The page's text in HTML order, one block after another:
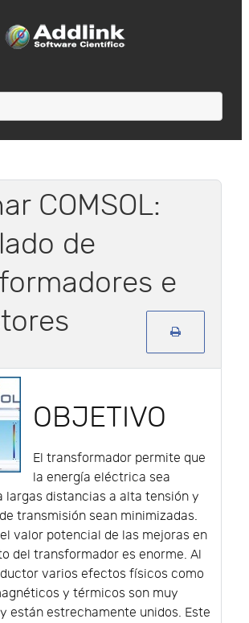
COMSOL:
de
e
OBJETIVO
El transformador permite que
la energía eléctrica sea
largas distancias a alta tensión y
transmisión sean minimizadas.
valor potencial de las mejoras en
del transformador es enorme. Al
varios efectos físicos como
y térmicos son muy
están estrechamente unidos. Este